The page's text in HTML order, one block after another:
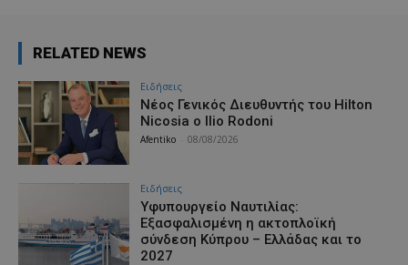
RELATED NEWS
Ειδήσεις
Νέος Γενικός Διευθυντής του Hilton
Nicosia ο Ilio Rodoni
Afentiko 08/08/2026
Ειδήσεις
Υφυπουργείο Ναυτιλίας:
Εξασφαλισμένη η ακτοπλοϊκή
σύνδεση Κύπρου – Ελλάδας και το
2027